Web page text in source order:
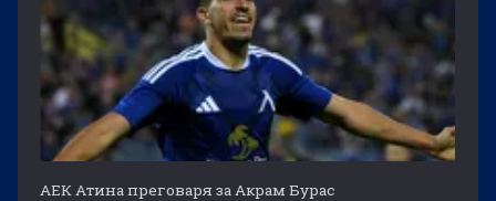
АЕК Атина преговаря за Акрам Бурас